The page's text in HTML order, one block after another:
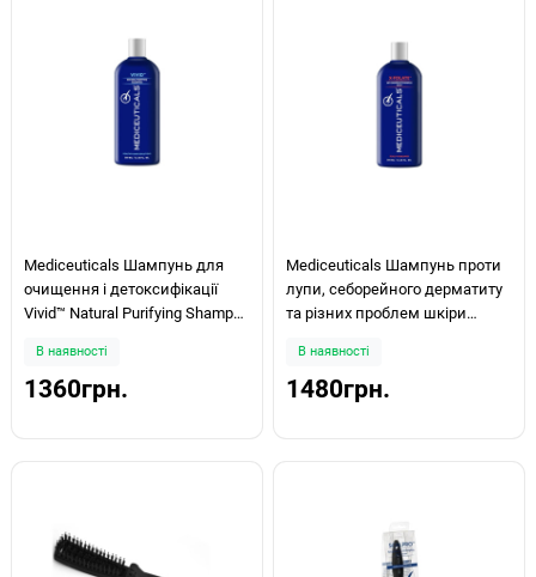
Mediceuticals Шампунь для
очищення і детоксифікації
Vivid™ Natural Purifying Shampoo
В наявності
1360грн.
Mediceuticals Шампунь проти
лупи, себорейного дерматиту
та різних проблем шкіри
250мл
В наявності
1480грн.